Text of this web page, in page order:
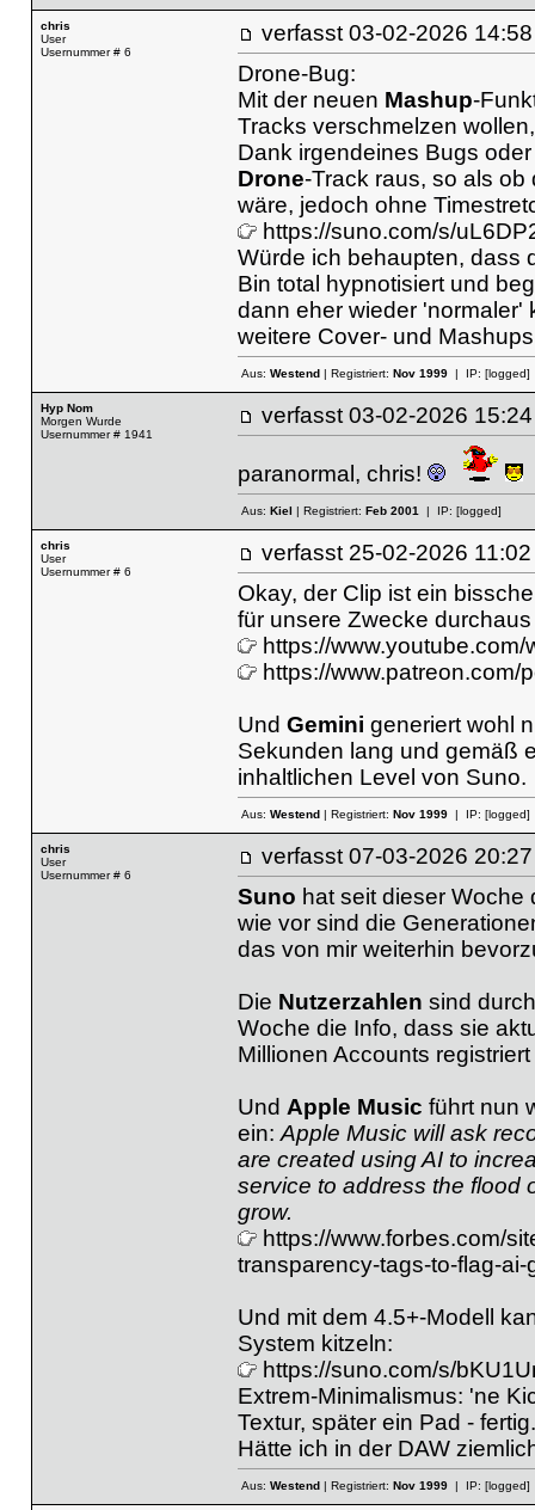
chris
User
Usernummer # 6
verfasst 03-02-2026
Drone-Bug:
Mit der neuen Mashup-
Tracks verschmelzen
Dank irgendeines Bugs
Drone-Track raus, so als
wäre, jedoch ohne
https://suno.com/s/
Würde ich behaupten, dass
Bin total hypnotisiert und
dann eher wieder 'normaler'
weitere Cover- und
Aus: Westend| Registriert: Nov 1999| IP: [logged]
Hyp Nom
Morgen Wurde
Usernummer # 1941
verfasst 03-02-2026
paranormal, chris!
Aus: Kiel | Registriert: Feb 2001| IP: [logged]
chris
User
Usernummer # 6
verfasst 25-02-2026
Okay, der Clip ist ein
für unsere Zwecke
https://
https://www.patreon.com/
Und Gemini generiert wohl
Sekunden lang und gemäß
inhaltlichen Level von Suno.
Aus: Westend| Registriert: Nov 1999| IP: [logged]
chris
User
Usernummer # 6
verfasst 07-03-2026
Suno hat seit dieser
wie vor sind die
das von mir weiterhin
Die Nutzerzahlen sind
Woche die Info, dass sie
Millionen Accounts
Und Apple Music führt nun
ein: Apple Music will ask
are created using AI to
service to address the flood
grow.
https://www.forbes.com/
transparency-tags-to-flag-
Und mit dem 4.5+-Modell
System kitzeln:
https://suno.com/s/
Extrem-Minimalismus: 'ne
Textur, später ein Pad - fertig.
Hätte ich in der DAW
Aus: Westend| Registriert: Nov 1999| IP: [logged]